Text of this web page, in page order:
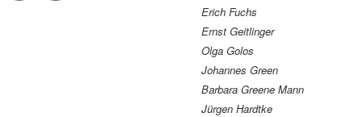
Erich Fuchs
Ernst Geitlinger
Olga Golos
Johannes Green
Barbara Greene Mann
Jürgen Hardtke